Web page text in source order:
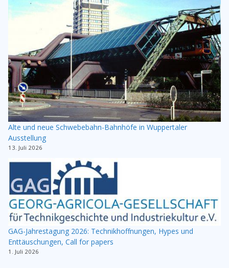
Alte und neue Schwebebahn-Bahnhöfe in Wuppertaler
Ausstellung
13. Juli 2026
GAG-Jahrestagung 2026: Technikhoffnungen, Hypes und
Enttäuschungen, Call for papers
1. Juli 2026